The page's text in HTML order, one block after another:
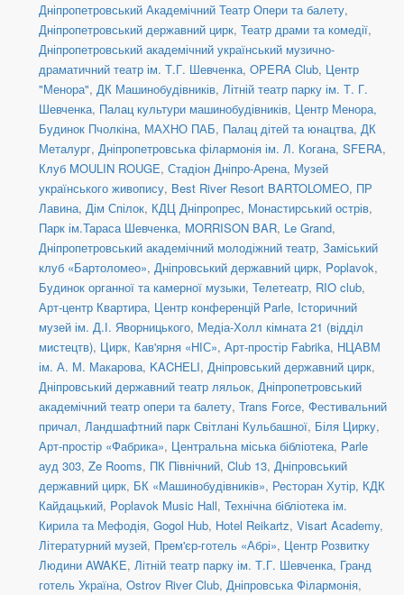
Дніпропетровський Академічний Театр Опери та балету,
Дніпропетровський державний цирк, Театр драми та комедії,
Дніпропетровський академічний український музично-
драматичний театр ім. Т.Г. Шевченка, OPERA Club, Центр
"Менора", ДК Машинобудівників, Літній театр парку ім. Т. Г.
Шевченка, Палац культури машинобудівників, Центр Менора,
Будинок Пчолкіна, МАХНО ПАБ, Палац дітей та юнацтва, ДК
Металург, Дніпропетровська філармонія ім. Л. Когана, SFERA,
Клуб MOULIN ROUGE, Стадіон Дніпро-Арена, Музей
українського живопису, Best River Resort BARTOLOMEO, ПР
Лавина, Дім Спілок, КДЦ Дніпропрес, Монастирський острів,
Парк ім.Тараса Шевченка, MORRISON BAR, Le Grand,
Дніпропетровський академічний молодіжний театр, Заміський
клуб «Бартоломео», Дніпровський державний цирк, Poplavok,
Будинок органної та камерної музыки, Телетеатр, RIO club,
Арт-центр Квартира, Центр конференцій Parle, Історичний
музей ім. Д.І. Яворницького, Медіа-Холл кімната 21 (відділ
мистецтв), Цирк, Кав'ярня «НІС», Арт-простір Fabrika, НЦАВМ
ім. А. М. Макарова, KACHELI, Дніпровський державний цирк,
Дніпровський державний театр ляльок, Дніпропетровський
академічний театр опери та балету, Trans Force, Фестивальний
причал, Ландшафтний парк Світлані Кульбашної, Біля Цирку,
Арт-простір «Фабрика», Центральна міська бібліотека, Parle
ауд 303, Ze Rooms, ПК Північний, Club 13, Дніпровський
державний цирк, БК «Машинобудівників», Ресторан Хутір, КДК
Кайдацький, Poplavok Music Hall, Технічна бібліотека ім.
Кирила та Мефодія, Gogol Hub, Hotel Reikartz, Visart Academy,
Літературний музей, Прем'єр-готель «Абрі», Центр Розвитку
Людини AWAKE, Літній театр парку ім. Т.Г. Шевченка, Гранд
готель Україна, Ostrov River Club, Дніпровська Філармонія,